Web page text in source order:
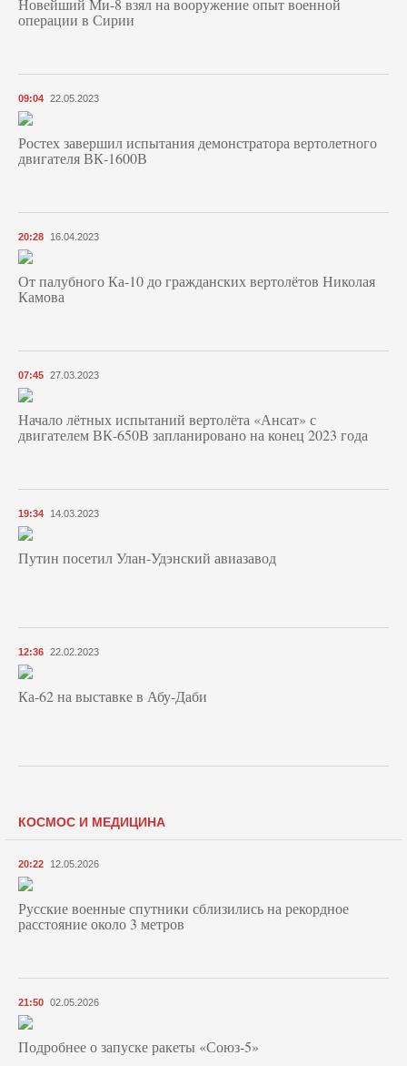
операции в Сирии
09:04 22.05.2023
Ростех завершил испытания демонстратора вертолетного
двигателя ВК-1600В
20:28 16.04.2023
От палубного Ка-10 до гражданских вертолётов Николая
Камова
07:45 27.03.2023
Начало лётных испытаний вертолёта «Ансат» с
двигателем ВК-650В запланировано на конец 2023 года
19:34 14.03.2023
Путин посетил Улан-Удэнский авиазавод
12:36 22.02.2023
Ка-62 на выставке в Абу-Даби
КОСМОС И МЕДИЦИНА
20:22 12.05.2026
Русские военные спутники сблизились на рекордное
расстояние около 3 метров
21:50 02.05.2026
Подробнее о запуске ракеты «Союз‑5»